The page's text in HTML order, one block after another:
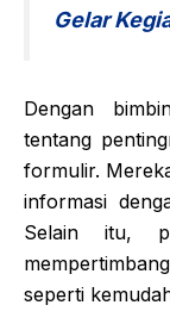
Gelar
Dengan
tentang
formulir.
informasi
Selain itu,
seperti